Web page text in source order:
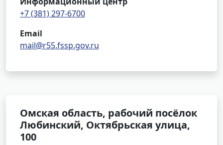
+7 (381) 297-6700
Email
mail@r55.fssp.gov.ru
Омская область, рабочий посёлок
Любинский, Октябрьская улица,
100